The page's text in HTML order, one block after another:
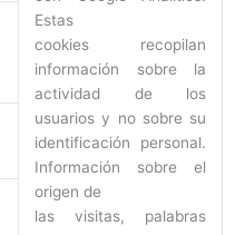
Estas
cookies recopilan
información sobre la
actividad de los
usuarios y no sobre su
identificación personal.
Información sobre el
origen de
las visitas, palabras